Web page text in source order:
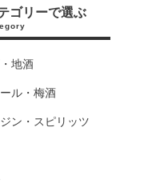
ゴリーで選ぶ
地酒
ル・梅酒
ン・スピリッツ